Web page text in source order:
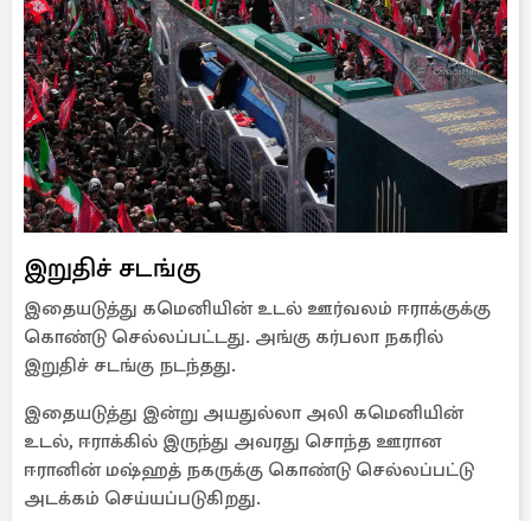
இறுதிச் சடங்கு
இதையடுத்து கமெனியின் உடல் ஊர்வலம் ஈராக்குக்கு
கொண்டு செல்லப்பட்டது. அங்கு கர்பலா நகரில்
இறுதிச் சடங்கு நடந்தது.
இதையடுத்து இன்று அயதுல்லா அலி கமெனியின்
உடல், ஈராக்கில் இருந்து அவரது சொந்த ஊரான
ஈரானின் மஷ்ஹத் நகருக்கு கொண்டு செல்லப்பட்டு
அடக்கம் செய்யப்படுகிறது.